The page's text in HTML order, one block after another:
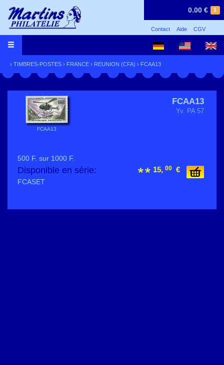
1
0.00 €
Contact Aide CGV
› TIMBRES-POSTES › FRANCE › REUNION (CFA) › FCAA13
FCAA13
FCAA13
Yv. PA 57
500 F. sur 1000 F.
15, 00 €
Disponible en série:
FCASET